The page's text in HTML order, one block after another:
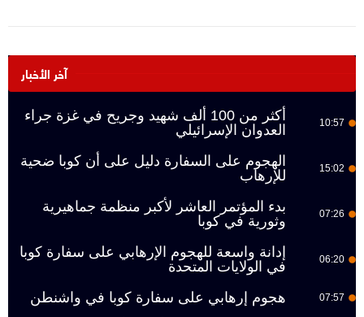
آخر الأخبار
10:57
أكثر من 100 ألف شهيد وجريح في غزة جراء
العدوان الإسرائيلي
15:02
الهجوم على السفارة دليل على أن كوبا ضحية
للإرهاب
07:26
بدء المؤتمر العاشر لأكبر منظمة جماهيرية
وثورية في كوبا
06:20
إدانة واسعة للهجوم الإرهابي على سفارة كوبا
في الولايات المتحدة
07:57 هجوم إرهابي على سفارة كوبا في واشنطن